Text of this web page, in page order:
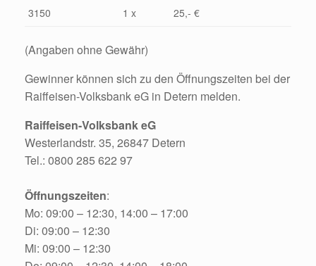
3150
1 x 25,- €
(Angaben ohne Gewähr)
Gewinner können sich zu den Öffnungszeiten bei der
Raiffeisen-Volksbank eG in Detern melden.
Raiffeisen-Volksbank eG
Westerlandstr. 35, 26847 Detern
Tel.: 0800 285 622 97
Öffnungszeiten:
Mo: 09:00 – 12:30, 14:00 – 17:00
Di: 09:00 – 12:30
Mi: 09:00 – 12:30